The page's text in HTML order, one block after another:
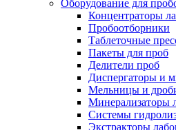
Оборудование для
Концентраторы
Пробоотборники
Таблеточные
Пакеты для проб
Делители проб
Диспергаторы и
Мельницы и
Минерализаторы
Системы
Экстракторы